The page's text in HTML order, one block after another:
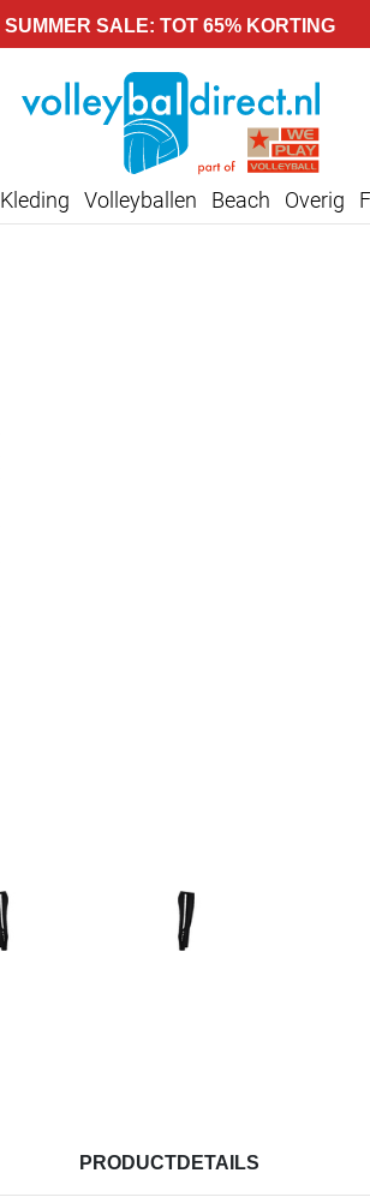
SUMMER SALE: TOT 65% KORTING
Kleding Volleyballen Beach Overig
PRODUCTDETAILS